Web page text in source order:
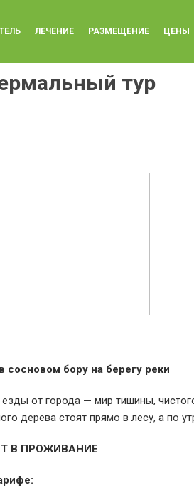
ЛЕЧЕНИЕ РАЗМЕЩЕНИЕ ЦЕНЫ
тур
сосновом бору на берегу реки
езды от города — мир тишины,
дерева стоят прямо в лесу, а по
В ПРОЖИВАНИЕ